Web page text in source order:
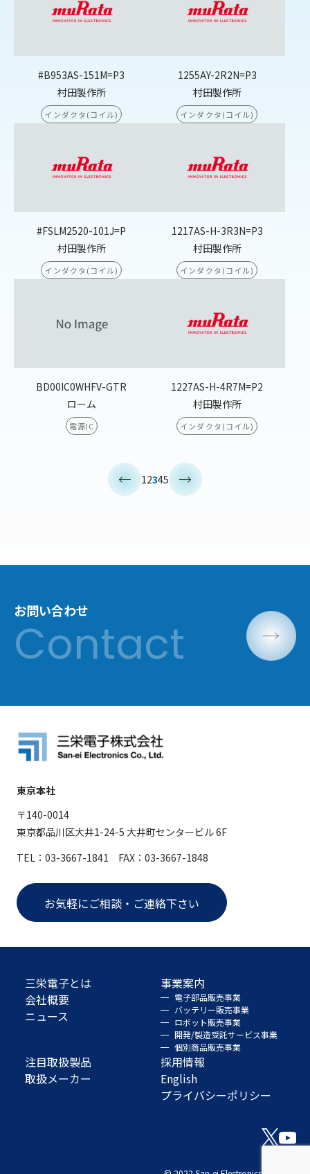
#B953AS-151M=P3
村田製作所
インダクタ(コイル)
1255AY-2R2N=P3
村田製作所
インダクタ(コイル)
#FSLM2520-101J=P
村田製作所
インダクタ(コイル)
1217AS-H-3R3N=P3
村田製作所
インダクタ(コイル)
BD00IC0WHFV-GTR
ローム
電源IC
1227AS-H-4R7M=P2
村田製作所
インダクタ(コイル)
12345
お問い合わせ
東京本社
〒140-0014
東京都品川区大井1-24-5 大井町センタービル 6F
TEL：03-3667-1841 FAX：03-3667-1848
お気軽にご相談・ご連絡下さい
三栄電子とは
会社概要
ニュース
事業案内
電子部品販売事業
バッテリー販売事業
ロボット販売事業
開発/製造受託サービス事業
個別商品販売事業
注目取扱製品
取扱メーカー
採用情報
English
プライバシーポリシー